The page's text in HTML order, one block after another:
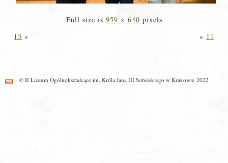
Full size is 959 × 640 pixels
13 » « 11
© II Liceum Ogólnokształcące im. Króla Jana III Sobieskiego w Krakowie 2022